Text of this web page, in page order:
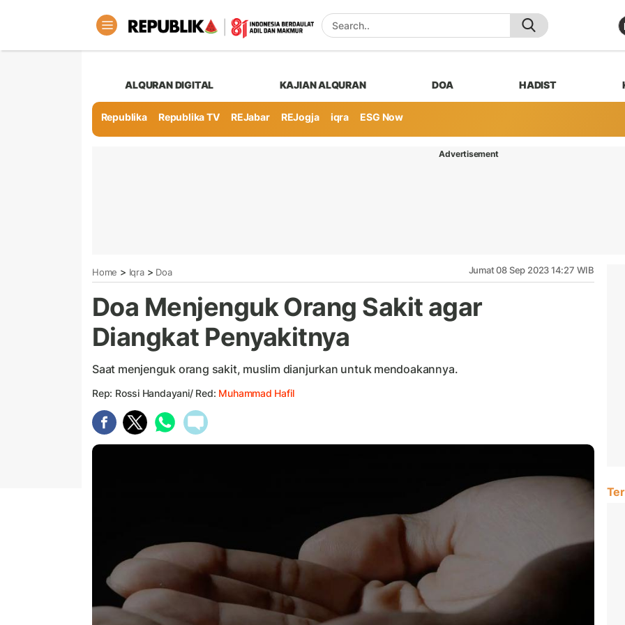
ALQURAN DIGITAL KAJIAN ALQURAN DOA HADIST
Republika Republika TV REJabar REJogja iqra ESG Now
Advertisement
Home > Iqra> Doa Jumat 08 Sep 2023 14:27 WIB
Doa Menjenguk Orang Sakit agar
Diangkat Penyakitnya
Saat menjenguk orang sakit, muslim dianjurkan untuk mendoakannya.
Rep: Rossi Handayani/ Red: Muhammad Hafil